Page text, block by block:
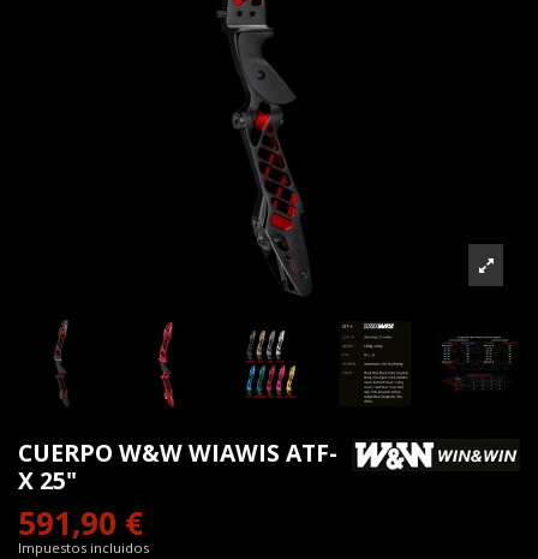
CUERPO W&W WIAWIS ATF-
X 25"
591,90 €
Impuestos incluidos